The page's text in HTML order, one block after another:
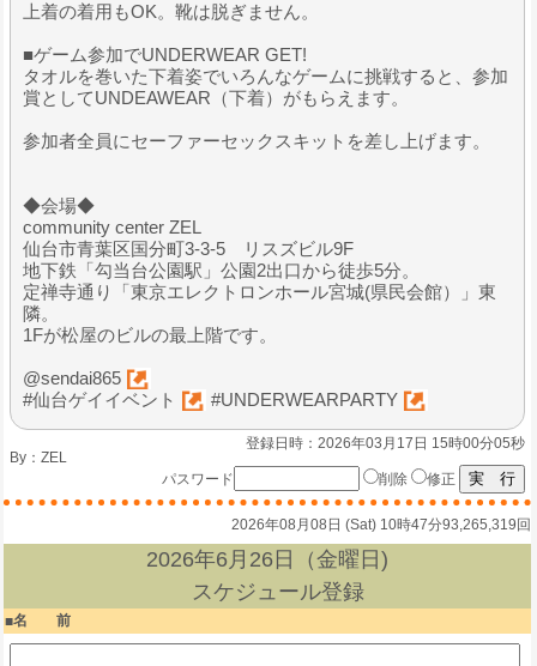
上着の着用もOK。靴は脱ぎません。
■ゲーム参加でUNDERWEAR GET!
タオルを巻いた下着姿でいろんなゲームに挑戦すると、参加
賞としてUNDEAWEAR（下着）がもらえます。
参加者全員にセーファーセックスキットを差し上げます。
◆会場◆
community center ZEL
仙台市青葉区国分町3-3-5 リスズビル9F
地下鉄「勾当台公園駅」公園2出口から徒歩5分。
定禅寺通り「東京エレクトロンホール宮城(県民会館）」東
隣。
1Fが松屋のビルの最上階です。
@sendai865
#仙台ゲイイベント
#UNDERWEARPARTY
登録日時：2026年03月17日 15時00分05秒
By： ZEL
パスワード
削除 修正
2026年08月08日 (Sat) 10時47分93,265,319回
2026年6月26日（金曜日)
スケジュール登録
名 前